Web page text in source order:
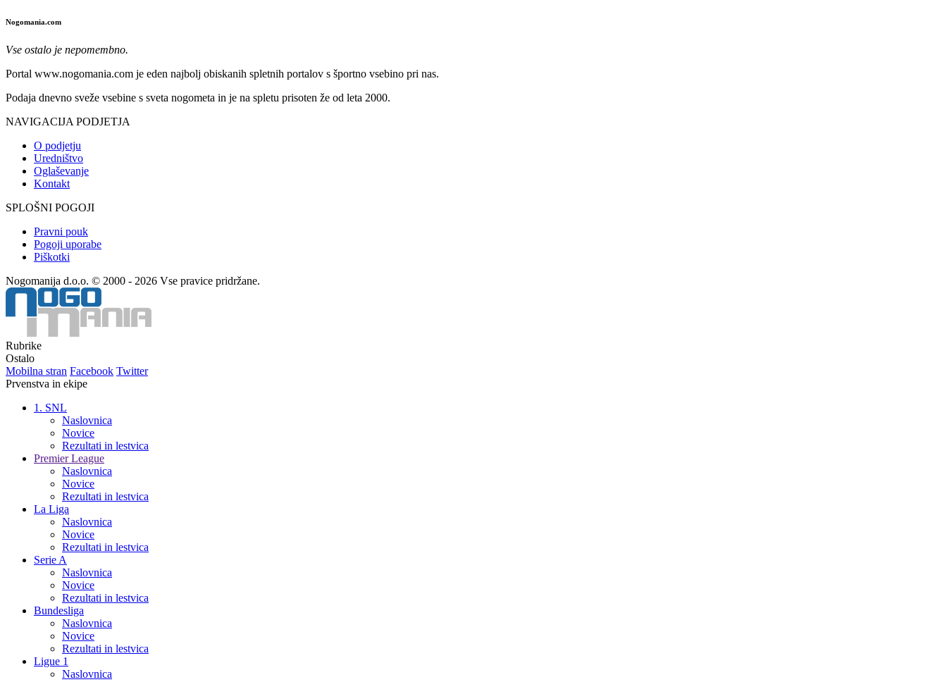
Nogomania.com
Vse ostalo je nepomembno.
Portal www.nogomania.com je eden najbolj obiskanih spletnih portalov s športno vsebino pri nas.
Podaja dnevno sveže vsebine s sveta nogometa in je na spletu prisoten že od leta 2000.
NAVIGACIJA PODJETJA
O podjetju
Uredništvo
Oglaševanje
Kontakt
SPLOŠNI POGOJI
Pravni pouk
Pogoji uporabe
Piškotki
Nogomanija d.o.o. © 2000 - 2026 Vse pravice pridržane.
Rubrike
Ostalo
Mobilna stran Facebook Twitter
Prvenstva in ekipe
1. SNL
Naslovnica
Novice
Rezultati in lestvica
Premier League
Naslovnica
Novice
Rezultati in lestvica
La Liga
Naslovnica
Novice
Rezultati in lestvica
Serie A
Naslovnica
Novice
Rezultati in lestvica
Bundesliga
Naslovnica
Novice
Rezultati in lestvica
Ligue 1
Naslovnica